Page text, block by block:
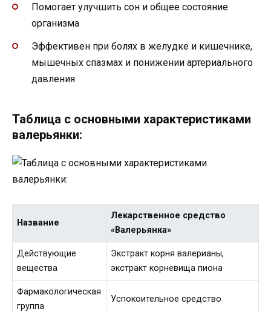
Помогает улучшить сон и общее состояние
организма
Эффективен при болях в желудке и кишечнике,
мышечных спазмах и понижении артериального
давления
Таблица с основными характеристиками
валерьянки:
Название
Лекарственное средство
«Валерьянка»
Действующие
вещества
Экстракт корня валерианы,
экстракт корневища пиона
Фармакологическая
группа
Успокоительное средство